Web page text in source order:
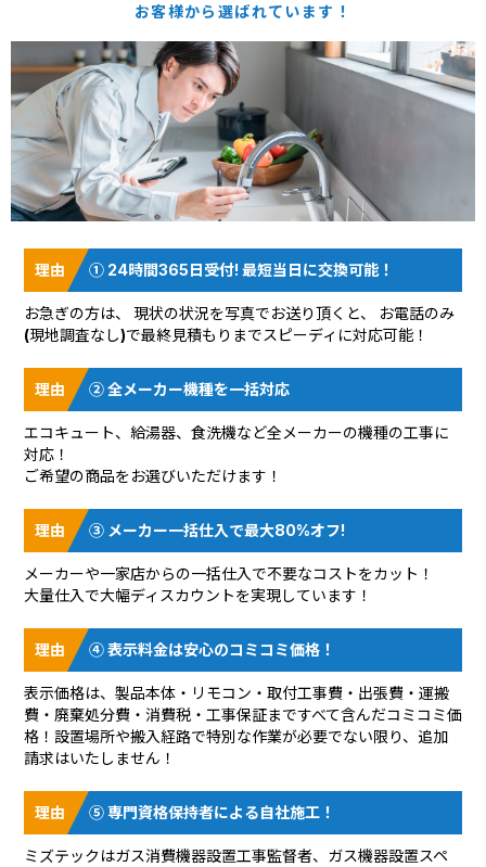
お客様から選ばれています！
① 24時間365日受付! 最短当日に交換可能！
お急ぎの方は、 現状の状況を写真でお送り頂く と、 お電話のみ
(現地調査なし)で最終見積もりまでスピーディに対応可能！
② 全メーカー機種を一括対応
エコキュート、給湯器、食洗機など全メーカーの機種の工事に
対応！
ご希望の商品をお選びいただけます！
③ メーカー一括仕入で最大80%オフ!
メーカーや一家店からの一括仕入で不要なコストをカット！
大量仕入で大幅ディスカウントを実現しています！
④ 表示料金は安心のコミコミ価格！
表示価格は、製品本体・リモコン・取付工事費・出張費・運搬
費・廃棄処分費・消費税・工事保証まですべて含んだコミコミ価
格！設置場所や搬入経路で特別な作業が必要でない限り、追加
請求はいたしません！
⑤ 専門資格保持者による自社施工！
ミズテックはガス消費機器設置工事監督者、ガス機器設置スペ